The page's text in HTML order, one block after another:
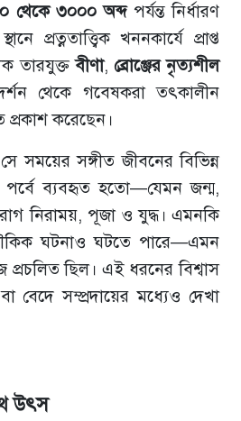
থেকে ৩০০০ অব্দপর্যন্ত নির্ধারণ
প্রত্নতাত্ত্বিক খননকার্যে প্রাপ্ত
তারযুক্তবীণা, ব্রোঞ্জের নৃত্যশীল
থেকে গবেষকরা তৎকালীন
প্রকাশ করেছেন।
সময়ের সঙ্গীত জীবনের বিভিন্ন
পর্বে ব্যবহৃত হতো—যেমন জন্ম,
নিরাময়, পূজা ও যুদ্ধ। এমনকি
ঘটনাও ঘটতে পারে—এমন
প্রচলিত ছিল। এই ধরনের বিশ্বাস
বেদে সম্প্রদায়ের মধ্যেও দেখা
উৎস